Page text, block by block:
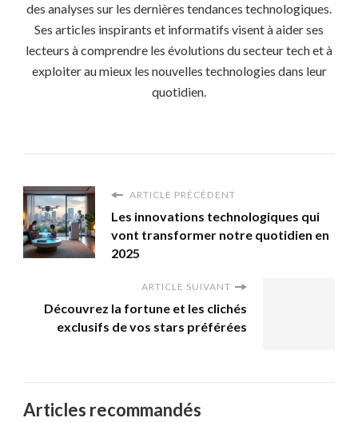
des analyses sur les dernières tendances technologiques.
Ses articles inspirants et informatifs visent à aider ses
lecteurs à comprendre les évolutions du secteur tech et à
exploiter au mieux les nouvelles technologies dans leur
quotidien.
ARTICLE PRÉCÉDENT
Les innovations technologiques qui
vont transformer notre quotidien en
2025
ARTICLE SUIVANT
Découvrez la fortune et les clichés
exclusifs de vos stars préférées
Articles recommandés